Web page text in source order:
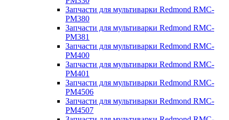
Запчасти для мультиварки Redmond RMC-
PM380
Запчасти для мультиварки Redmond RMC-
PM381
Запчасти для мультиварки Redmond RMC-
PM400
Запчасти для мультиварки Redmond RMC-
PM401
Запчасти для мультиварки Redmond RMC-
PM4506
Запчасти для мультиварки Redmond RMC-
PM4507